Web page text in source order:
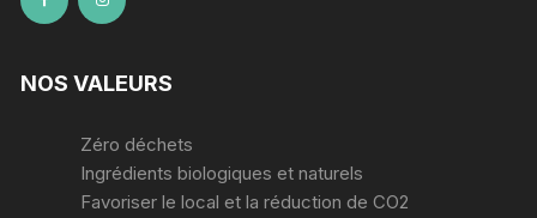
NOS VALEURS
Zéro déchets
Ingrédients biologiques et naturels
Favoriser le local et la réduction de CO2